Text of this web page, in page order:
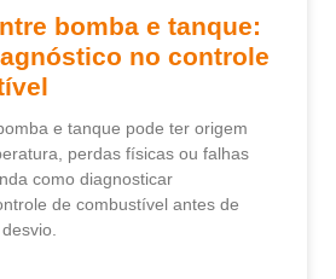
bomba e tanque:
no controle
e tanque pode ter origem
perdas físicas ou falhas
como diagnosticar
de combustível antes de